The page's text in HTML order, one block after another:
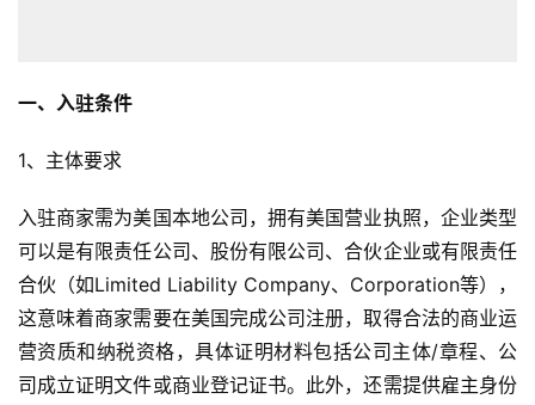
一、入驻条件
1、主体要求
入驻商家需为美国本地公司，拥有美国营业执照，企业类型
可以是有限责任公司、股份有限公司、合伙企业或有限责任
合伙（如Limited Liability Company、Corporation等），
这意味着商家需要在美国完成公司注册，取得合法的商业运
营资质和纳税资格，具体证明材料包括公司主体/章程、公
司成立证明文件或商业登记证书。此外，还需提供雇主身份